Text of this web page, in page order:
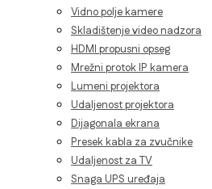
Vidno polje kamere
Skladištenje video nadzora
HDMI propusni opseg
Mrežni protok IP kamera
Lumeni projektora
Udaljenost projektora
Dijagonala ekrana
Presek kabla za zvučnike
Udaljenost za TV
Snaga UPS uređaja